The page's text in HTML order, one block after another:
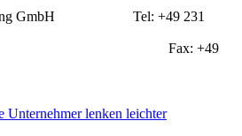
Unternehmer lenken leichter
GmbH Tel: +49 231
Quelle Fax: +49
Straße 80